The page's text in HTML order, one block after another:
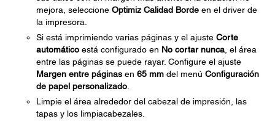
mejora, seleccione Optimiz Calidad Borde en el driver de
la impresora.
Si está imprimiendo varias páginas y el ajuste Corte
automático está configurado en No cortar nunca , el área
entre las páginas se puede rayar. Configure el ajuste
Margen entre páginas en 65 mm del menú Configuración
de papel personalizado
Limpie el área alrededor del cabezal de impresión, las
tapas y los limpiacabezales.